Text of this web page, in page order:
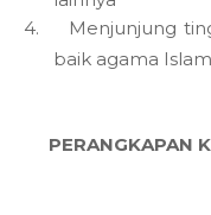
4.
Menjunjung
baik agama
PERANGKAPAN